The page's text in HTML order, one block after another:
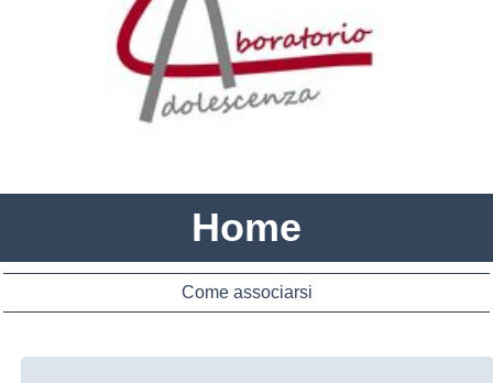
Home
Come associarsi